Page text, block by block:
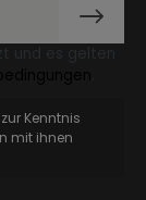
zur Kenntnis
mit ihnen